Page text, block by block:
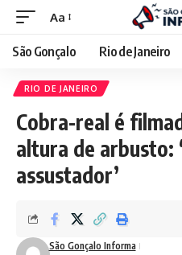
Aa
São Gonçalo Rio de Janeiro
RIO DE JANEIRO
Cobra-real é
altura de arbusto:
assustador’
São Gonçalo Informa